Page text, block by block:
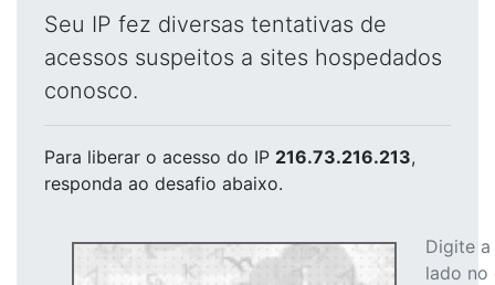
Seu IP fez diversas tentativas de
acessos suspeitos a sites hospedados
conosco.
Para liberar o acesso do IP 216.73.216.213,
responda ao desafio abaixo.
Digite
lado no